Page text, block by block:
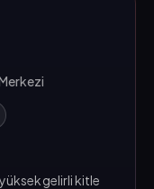
gelirli kitle